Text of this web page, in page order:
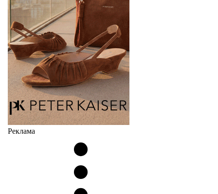
сникерины (гибридный вариант балеток и
кроссовок обтекаемой формы и с тонкой подошвой).
Но в модели Miu Miu Bubble присутствует еще и…
05.08.2026 2225
Реклама